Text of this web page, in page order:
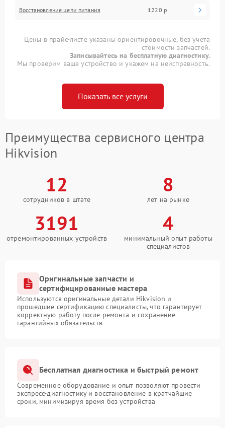
Восстановление цепи питания 1220 р
Цены в прайс-листе указаны ориентировочные, без учета
стоимости запчастей.
Записывайтесь на бесплатную диагностику.
Мы проверим ваше устройство и укажем на неисправность.
Показать все услуги
Преимущества сервисного центра
Hikvision
12
сотрудников в штате
8
лет на рынке
3191
отремонтированных устройств
4
минимальный опыт работы
специалистов
Оригинальные запчасти и
сертифицированные мастера
Используются оригинальные детали Hikvision и
прошедшие сертификацию специалисты, что гарантирует
корректную работу после ремонта и сохранение
гарантийных обязательств
Бесплатная диагностика и быстрый ремонт
Современное оборудование и опыт позволяют провести
экспресс-диагностику и восстановление в кратчайшие
сроки, минимизируя время без устройства